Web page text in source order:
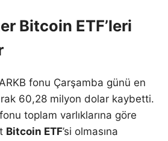
Bitcoin ETF’leri
fonu Çarşamba günü en
60,28 milyon dolar kaybetti.
toplam varlıklarına göre
Bitcoin ETF’si olmasına